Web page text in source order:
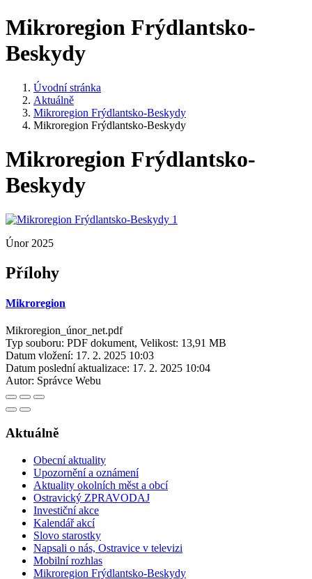
Mikroregion Frýdlantsko-
Beskydy
Úvodní stránka
Aktuálně
Mikroregion Frýdlantsko-Beskydy
Mikroregion Frýdlantsko-Beskydy
Mikroregion Frýdlantsko-
Beskydy
Únor 2025
Přílohy
Mikroregion
Mikroregion_únor_net.pdf
Typ souboru: PDF dokument, Velikost: 13,91 MB
Datum vložení: 17. 2. 2025 10:03
Datum poslední aktualizace: 17. 2. 2025 10:04
Autor: Správce Webu
Aktuálně
Obecní aktuality
Upozornění a oznámení
Aktuality okolních měst a obcí
Ostravický ZPRAVODAJ
Investiční akce
Kalendář akcí
Slovo starostky
Napsali o nás, Ostravice v televizi
Mobilní rozhlas
Mikroregion Frýdlantsko-Beskydy